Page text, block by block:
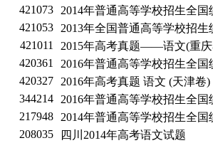
421073
2014年普通高等学校招生全
421053
2013年全国普通高等学校招
421011
2015年高考真题——语文(重
420361
2016年普通高等学校招生全国
420327
2016年高考真题 语文 (天津卷)
344214
2016年普通高等学校招生全
217948
2014年普通高等学校招生全国
208035
四川2014年高考语文试题